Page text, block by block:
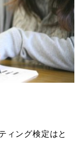
ィング検定はと